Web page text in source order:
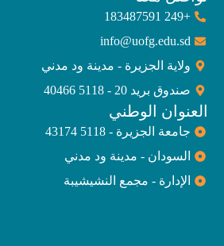
+249 183487591
info@uofg.edu.sd
ولاية الجزيرة - مدينة ود مدني
صندوق بريد 20 - 5118 40466
العنوان الوطني
جامعة الجزيرة - 5118 43174
السودان - مدينة ود مدني
الإدارة - مجمع النشيشيبة